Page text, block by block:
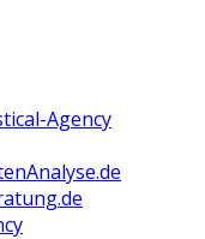
Agency